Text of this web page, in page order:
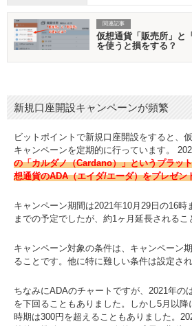
関連記事
仮想通貨「販売所」と
を使うと損をする？
新規口座開設キャンペーンが頻繁
ビットポイントで新規口座開設をすると、
キャンペーンを定期的に行っています。
の「カルダノ（Cardano）」というプラッ
想通貨のADA（エイダ/エーダ）をプレゼン
キャンペーン期間は2021年10月29日の16時
までの予定でしたが、約1ヶ月延長されるこ
キャンペーン対象の条件は、キャンペーン
ることです。他に特に難しい条件は設定され
ちなみにADAのチャートですが、2021年の
を下回ることもありました。しかし5月以
時期は300円を超えることもありました。